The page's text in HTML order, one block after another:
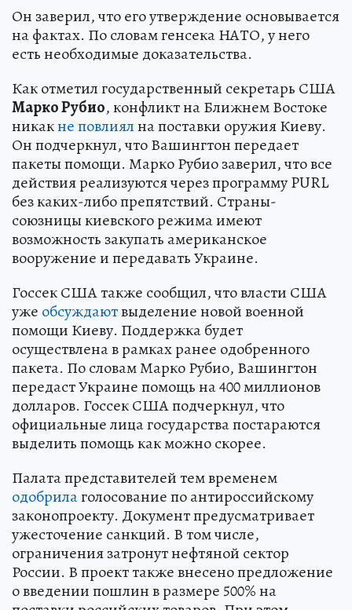
Госсек США также сообщил, что власти США
ужеобсуждаютвыделение новой военной
помощи Киеву. Поддержка будет
осуществлена в рамках ранее одобренного
пакета. По словам Марко Рубио, Вашингтон
передаст Украине помощь на 400 миллионов
долларов. Госсек США подчеркнул, что
официальные лица государства постараются
выделить помощь как можно скорее.
Палата представителей тем временем
одобрилаголосование по антироссийскому
законопроекту. Документ предусматривает
ужесточение санкций. В том числе,
ограничения затронут нефтяной сектор
России. В проект также внесено предложение
о введении пошлин в размере 500% на
поставки российских товаров. При этом
конгрессмены рассматривают расширение
помощи Украине. Так, законопроектом
предлагается установить выделение Киеву
помощи по 300 миллионов долларов в 2026-2027
годах.
Алина КОЧНЕВА
Источник: